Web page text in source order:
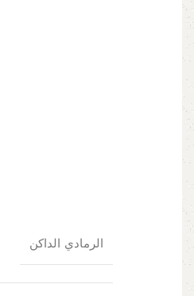
الرمادي الداكن